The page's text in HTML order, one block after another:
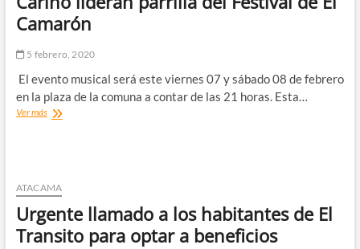
afectada
por
Camarón
5 febrero, 2020
El evento musical será este viernes 07 y sábado 08 de febrero
en la plaza de la comuna a contar de las 21 horas. Esta…
Ver másFreirina:
Villa
Cariño
lideran
parrilla
del
ATACAMA
Urgente llamado a los habitantes de El
Transito para optar a beneficios